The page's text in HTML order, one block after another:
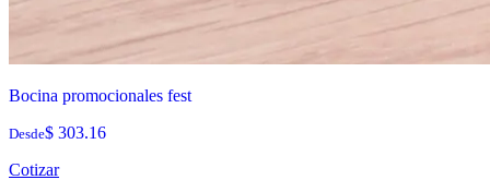
Bocina promocionales fest
Desde$ 303.16
Cotizar